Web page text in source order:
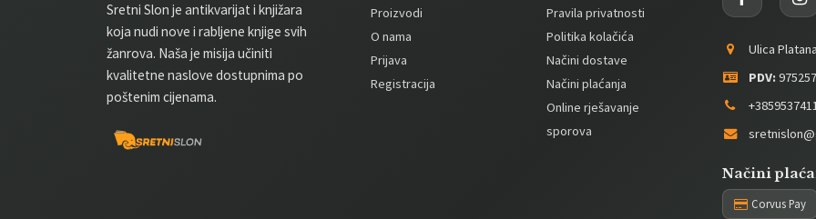
Sretni Slon je antikvarijat i knjižara
koja nudi nove i rabljene knjige svih
žanrova. Naša je misija učiniti
kvalitetne naslove dostupnima po
poštenim cijenama.
Proizvodi
O nama
Prijava
Registracija
Pravila privatnosti
Politika kolačića
Načini dostave
Načini plaćanja
Online rješavanje
sporova
Ulica
PDV:
Načini
Corvus Pay